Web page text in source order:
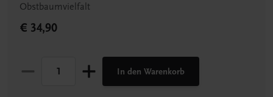
Obstbaumvielfalt
€ 34,90
In den Warenkorb